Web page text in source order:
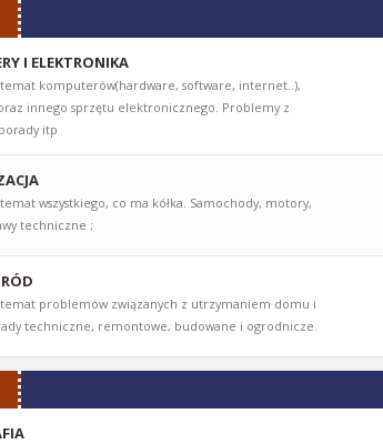
I ELEKTRONIKA
temat komputerów(hardware, software, internet..),
innego sprzętu elektronicznego. Problemy z
itp
wszystkiego, co ma kółka. Samochody, motory,
techniczne ;
temat problemów związanych z utrzymaniem domu i
techniczne, remontowe, budowane i ogrodnicze.